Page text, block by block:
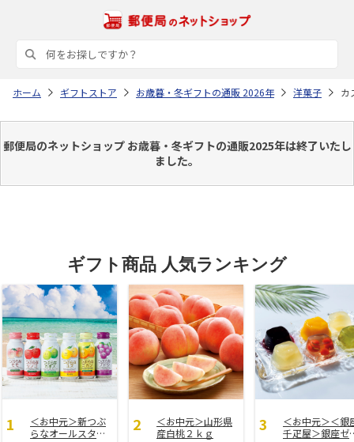
ホーム ギフトストア お歳暮・冬ギフトの通販 2026年 洋菓子 カ
郵便局のネットショップ お歳暮・冬ギフトの通販2025年は終了いたし
ました。
ギフト商品 人気ランキング
＜お中元＞新つぶ
らなオールスター
＜お中元＞山形県
産白桃２ｋｇ
＜お中元＞＜銀
千疋屋＞銀座ゼ